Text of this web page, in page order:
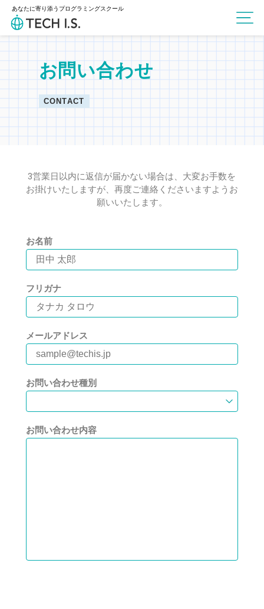
あなたに寄り添うプログラミングスクール
お問い合わせ
CONTACT
3営業日以内に返信が届かない場合は、大変お手数を
お掛けいたしますが、 再度ご連絡くださいますようお
願いいたします。
お名前
フリガナ
メールアドレス
お問い合わせ種別
お問い合わせ内容